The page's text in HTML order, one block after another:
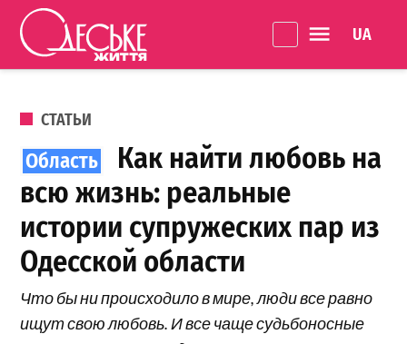
Перейти к содержанию
життя
ОПУБЛИКОВАНО В
СТАТЬИ
Как найти любовь на
всю жизнь: реальные
истории супружеских пар из
Одесской области
Что бы ни происходило в мире, люди все равно
ищут свою любовь. И все чаще судьбоносные